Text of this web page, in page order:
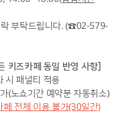
부탁드립니다. (☎02-579-
키즈카페 동일 반영 사항]
시 패널티 적용
(노쇼기간 예약분 자동취소)
페 전체 이용 불가(30일간)